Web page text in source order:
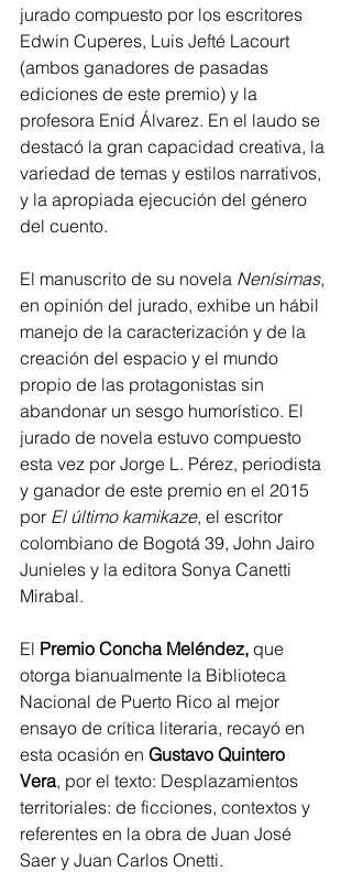
jurado compuesto por los escritores
Edwin Cuperes, Luis Jefté Lacourt
(ambos ganadores de pasadas
ediciones de este premio) y la
profesora Enid Álvarez. En el laudo se
destacó la gran capacidad creativa, la
variedad de temas y estilos narrativos,
y la apropiada ejecución del género
del cuento.
El manuscrito de su novela Nenísimas,
en opinión del jurado, exhibe un hábil
manejo de la caracterización y de la
creación del espacio y el mundo
propio de las protagonistas sin
abandonar un sesgo humorístico. El
jurado de novela estuvo compuesto
esta vez por Jorge L. Pérez, periodista
y ganador de este premio en el 2015
por El último kamikaze, el escritor
colombiano de Bogotá 39, John Jairo
Junieles y la editora Sonya Canetti
Mirabal.
El Premio Concha Meléndez, que
otorga bianualmente la Biblioteca
Nacional de Puerto Rico al mejor
ensayo de crítica literaria, recayó en
esta ocasión en Gustavo Quintero
Vera, por el texto: Desplazamientos
territoriales: de ficciones, contextos y
referentes en la obra de Juan José
Saer y Juan Carlos Onetti.